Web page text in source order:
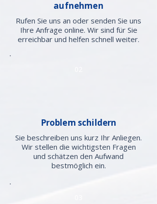
aufnehmen
Rufen Sie uns an oder senden Sie uns
Ihre Anfrage online. Wir sind für Sie
erreichbar und helfen schnell weiter.
Problem schildern
Sie beschreiben uns kurz Ihr Anliegen.
Wir stellen die wichtigsten Fragen
und schätzen den Aufwand
bestmöglich ein.